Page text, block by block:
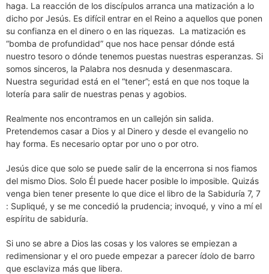
haga. La reacción de los discípulos arranca una matización a lo
dicho por Jesús. Es difícil entrar en el Reino a aquellos que ponen
su confianza en el dinero o en las riquezas. La matización es
“bomba de profundidad” que nos hace pensar dónde está
nuestro tesoro o dónde tenemos puestas nuestras esperanzas. Si
somos sinceros, la Palabra nos desnuda y desenmascara.
Nuestra seguridad está en el “tener”; está en que nos toque la
lotería para salir de nuestras penas y agobios.
Realmente nos encontramos en un callejón sin salida.
Pretendemos casar a Dios y al Dinero y desde el evangelio no
hay forma. Es necesario optar por uno o por otro.
Jesús dice que solo se puede salir de la encerrona si nos fiamos
del mismo Dios. Solo Él puede hacer posible lo imposible. Quizás
venga bien tener presente lo que dice el libro de la Sabiduría 7, 7
: Supliqué, y se me concedió la prudencia; invoqué, y vino a mí el
espíritu de sabiduría.
Si uno se abre a Dios las cosas y los valores se empiezan a
redimensionar y el oro puede empezar a parecer ídolo de barro
que esclaviza más que libera.